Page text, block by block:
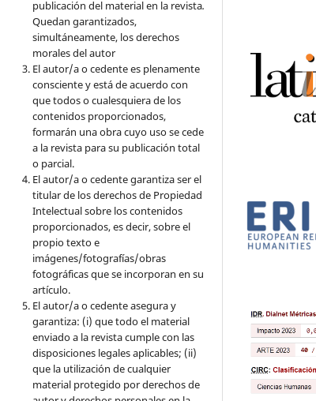
publicación del material en la revista.
Quedan garantizados,
simultáneamente, los derechos
morales del autor
El autor/a o cedente es plenamente
consciente y está de acuerdo con
que todos o cualesquiera de los
contenidos proporcionados,
formarán una obra cuyo uso se cede
a la revista para su publicación total
o parcial.
El autor/a o cedente garantiza ser el
titular de los derechos de Propiedad
Intelectual sobre los contenidos
proporcionados, es decir, sobre el
propio texto e
imágenes/fotografías/obras
fotográficas que se incorporan en su
artículo.
El autor/a o cedente asegura y
garantiza: (i) que todo el material
enviado a la revista cumple con las
disposiciones legales aplicables; (ii)
que la utilización de cualquier
material protegido por derechos de